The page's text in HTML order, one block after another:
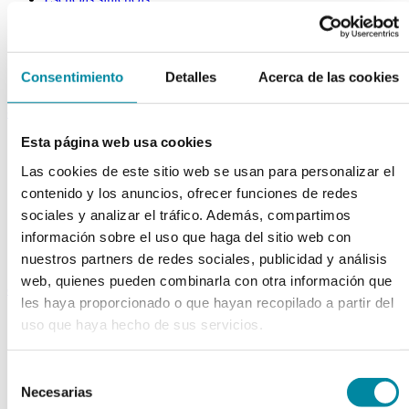
Consentimiento Detalles Acerca de las cookies
Esta página web usa cookies
Las cookies de este sitio web se usan para personalizar el
contenido y los anuncios, ofrecer funciones de redes
sociales y analizar el tráfico. Además, compartimos
información sobre el uso que haga del sitio web con
nuestros partners de redes sociales, publicidad y análisis
web, quienes pueden combinarla con otra información que
les haya proporcionado o que hayan recopilado a partir del
uso que haya hecho de sus servicios.
Necesarias
Plantas y tinturas
Tamañno 000
Tamañno 0
Tamañno 1
Tamañno 2
Tamañno 3
Tamañno 4
Tamañno 5
envases
Frascos farmacia
Tapas farmacia
Frascos y tapas cosmética
Tarros farmacia
Tarros cosmética